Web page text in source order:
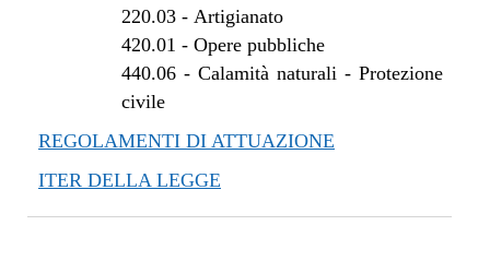
220.03- Artigianato
420.01 - Opere pubbliche
440.06- Calamità naturali - Protezione
civile
REGOLAMENTI DI ATTUAZIONE
ITER DELLA LEGGE